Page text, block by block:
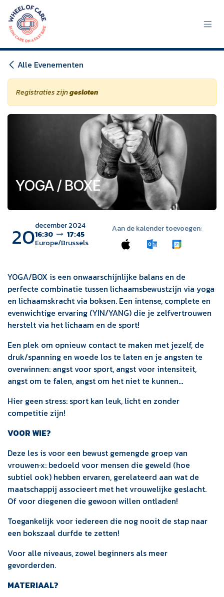
Overslaan naar inhoud
Alle Evenementen
Registraties zijngesloten
YOGA / BOXE
20december 2024
16:30
17:45
Europe/Brussels
Aan de kalender toevoegen:
YOGA/BOX is een onwaarschijnlijke balans en de
perfecte combinatie tussen lichaamsbewustzijn via yoga
en lichaamskracht via boksen. Een intense, complete en
evenwichtige ervaring (YIN/YANG) die je zelfvertrouwen
herstelt via het lichaam en de sport!
Een plek om opnieuw contact te maken met jezelf, de
druk/spanning en woede los te laten en je angsten te
overwinnen: angst voor sport, angst voor intensiteit,
angst om te falen, angst om het niet te kunnen...
Hier geen stress: sport kan leuk, licht en zonder
competitie zijn!
VOOR WIE?
Deze les is voor een bewust gemengde groep van
vrouwen·x: bedoeld voor mensen die geweld (hoe
subtiel ook) hebben ervaren, gerelateerd aan wat de
maatschappij associeert met het vrouwelijke geslacht.
Of voor diegenen die gewoon willen ontladen!
Toegankelijk voor iedereen die nog nooit de stap naar
een bokszaal durfde te zetten!
Voor alle niveaus, zowel beginners als meer
gevorderden.
MATERIAAL?